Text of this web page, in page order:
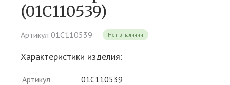
(01С110539)
Артикул 01С110539 Нет в наличии
Характеристики изделия:
Артикул
01С110539